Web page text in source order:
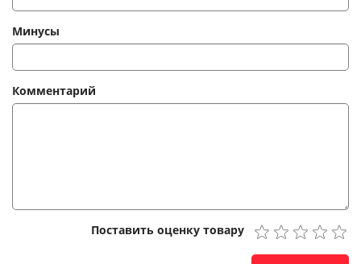
Минусы
Комментарий
Поставить оценку товару